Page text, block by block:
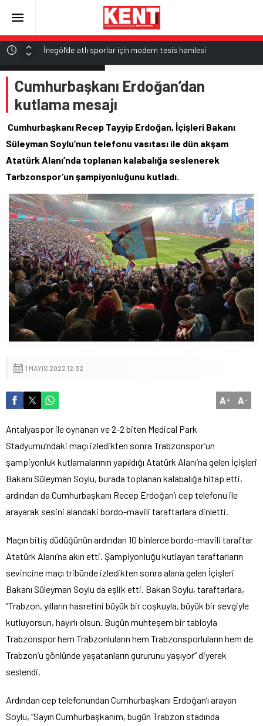
İnegöl’de atlı sporlar için modern tesis hamlesi
Karacabey’de metruk yapılara geçit yok
Çocuklara sinema ve müzikal şölen
Erguvan Bayramı geleceğe taşınıyor
3 ülke arasında ortak savunma anlaşması imzalandı
6.660,55
BİST
13.779,39
47,7111
EURO
Cumhurbaşkanı Erdoğan’dan
kutlama mesajı
Cumhurbaşkanı Recep Tayyip Erdoğan, İçişleri Bakanı
Süleyman Soylu’nun telefonu vasıtası ile dün akşam
Atatürk Alanı’nda toplanan kalabalığa seslenerek
Tarbzonspor’un şampiyonluğunu kutladı.
1 MAYIS 2022 12:32
A+ A-
Antalyaspor ile oynanan ve 2-2 biten Medical Park
Stadyumu’ndaki maçı izledikten sonra Trabzonspor’un
şampiyonluk kutlamalarının yapıldığı Atatürk Alanı’na gelen İçişleri
Bakanı Süleyman Soylu, burada toplanan kalabalığa hitap etti,
ardından da Cumhurbaşkanı Recep Erdoğan’ı cep telefonu ile
arayarak sesini alandaki bordo-mavili taraftarlara dinletti.
Maçın bitiş düdüğünün ardından 10 binlerce bordo-mavili taraftar
Atatürk Alanı’na akın etti. Şampiyonluğu kutlayan taraftarların
sevincine maçı tribünde izledikten sonra alana gelen İçişleri
Bakanı Süleyman Soylu da eşlik etti. Bakan Soylu, taraftarlara,
“Trabzon, yılların hasretini büyük bir coşkuyla, büyük bir sevgiyle
kutluyorsun, hayırlı olsun. Bugün muhteşem bir tabloyla
Trabzonspor hem Trabzonluların hem Trabzonsporluların hem de
Trabzon’u gönlünde yaşatanların gururunu yaşıyor” diyerek
seslendi.
Ardından cep telefonundan Cumhurbaşkanı Erdoğan’ı arayan
Soylu, “Sayın Cumhurbaşkanım, bugün Trabzon stadında